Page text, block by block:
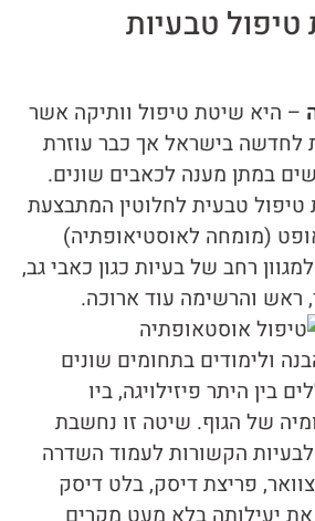
טבעיות
– היא שיטת טיפול וותיקה אשר
לחדשה בישראל אך כבר עוזרת
במתן מענה לכאבים שונים.
טבעית לחלוטין המתבצעת
(מומחה לאוסטיאופתיה)
רחב של בעיות כגון כאבי גב,
ראש והרשימה עוד ארוכה.
ולימודים בתחומים שונים
בין היתר פיזילויגה, ביו
של הגוף. שיטה זו נחשבת
הקשורות לעמוד השדרה
פריצת דיסק, בלט דיסק